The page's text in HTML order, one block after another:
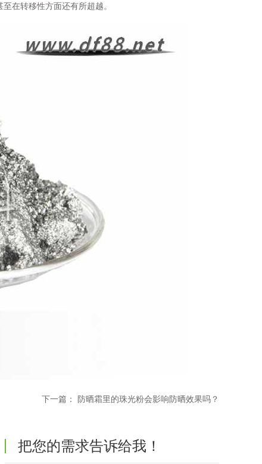
在转移性方面还有所超越。
下一篇： 防晒霜里的珠光粉会影响防晒效果吗？
把您的需求告诉给我！